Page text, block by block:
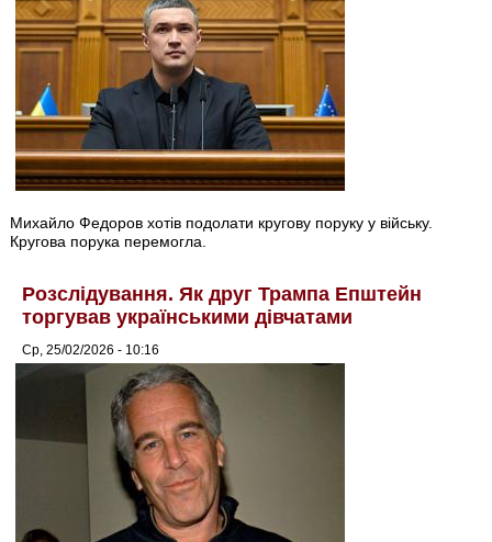
Михайло Федоров хотів подолати кругову поруку у війську.
Кругова порука перемогла.
Розслідування. Як друг Трампа Епштейн
торгував українськими дівчатами
Ср, 25/02/2026 - 10:16